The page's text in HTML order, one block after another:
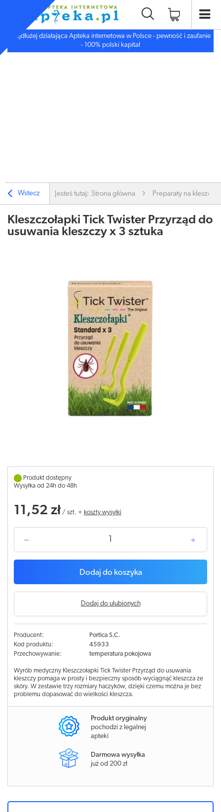
Najdłużej działająca Apteka internetowa w Polsce - pewność i zaufanie
- 100% polski kapitał
Wstecz Jesteś tutaj: Strona główna Preparaty na kleszcze
Kleszczołapki Tick Twister Przyrząd do
usuwania kleszczy x 3 sztuka
Produkt dostępny
Wysyłka od 24h do 48h
11,52 zł / szt. + koszty wysyłki
Dodaj do koszyka
Dodaj do ulubionych
Producent:
Portica S.C.
Kod produktu:
45933
Przechowywanie:
temperatura pokojowa
Wyrób medyczny Kleszczołapki Tick Twister Przyrząd do usuwania
kleszczy pomaga w prosty i bezpieczny sposób wyciągnąć kleszcza ze
skóry. W zestawie trzy rozmiary haczyków, dzięki czemu można je bez
problemu dopasować do wielkości kleszcza.
Produkt oryginalny
pochodzi z legalnej
apteki
Darmowa wysyłka
już od 200 zł